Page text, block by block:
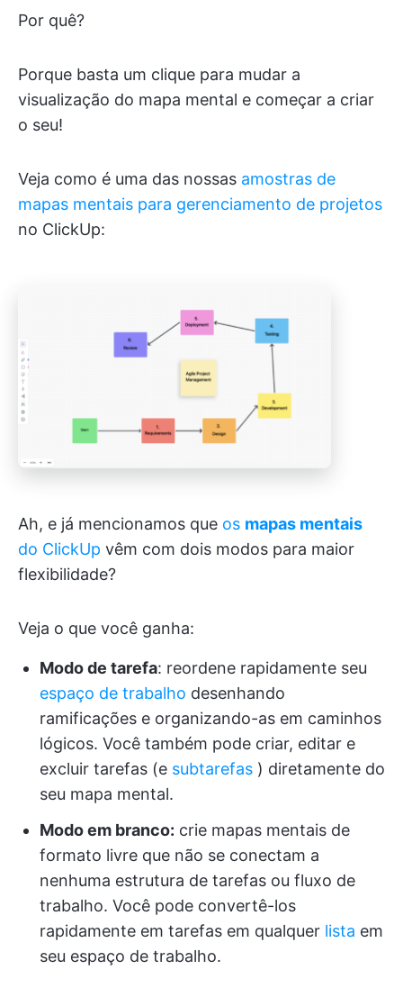
Por quê?
Porque basta um clique para mudar a
visualização do mapa mental e começar a criar
o seu!
Veja como é uma das nossas amostras de
mapas mentais para gerenciamento de projetos
no ClickUp:
Ah, e já mencionamos que os mapas mentais
do ClickUp vêm com dois modos para maior
flexibilidade?
Veja o que você ganha:
Modo de tarefa: reordene rapidamente seu
espaço de trabalho desenhando
ramificações e organizando-as em caminhos
lógicos. Você também pode criar, editar e
excluir tarefas (e subtarefas ) diretamente do
seu mapa mental.
Modo em branco: crie mapas mentais de
formato livre que não se conectam a
nenhuma estrutura de tarefas ou fluxo de
trabalho. Você pode convertê-los
rapidamente em tarefas em qualquer lista em
seu espaço de trabalho.